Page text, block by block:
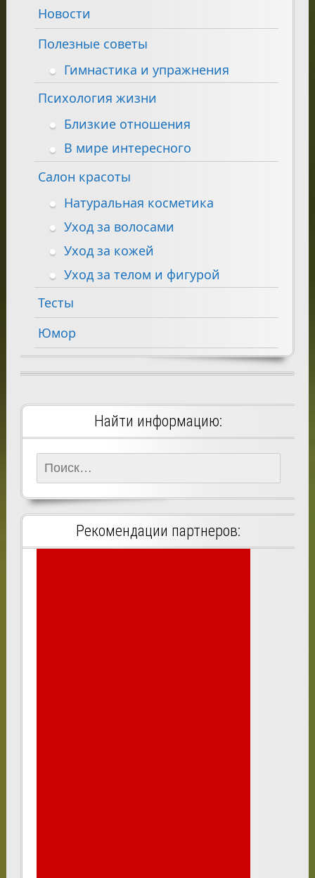
Новости
Полезные советы
Гимнастика и упражнения
Психология жизни
Близкие отношения
В мире интересного
Салон красоты
Натуральная косметика
Уход за волосами
Уход за кожей
Уход за телом и фигурой
Тесты
Юмор
Найти информацию:
Найти:
Рекомендации партнеров: